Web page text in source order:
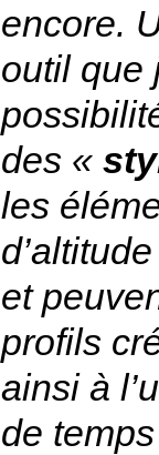
encore.
outil que
des «
les
et
profils
ainsi à
de